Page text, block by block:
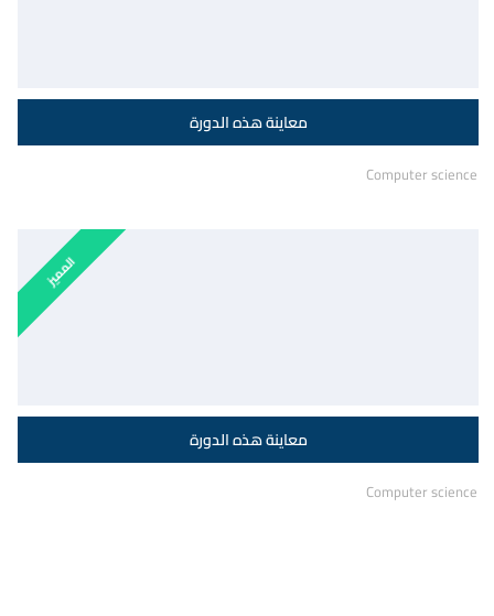
Computer science
المميز
Computer science